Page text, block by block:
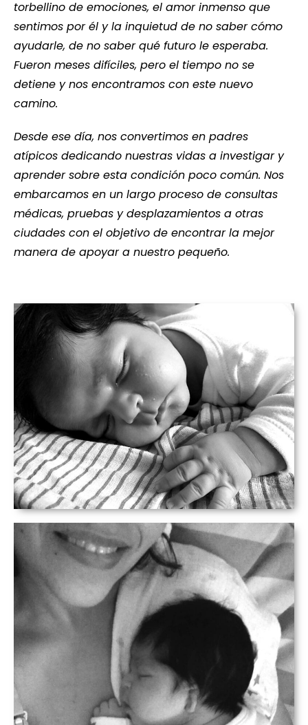
torbellino de emociones, el amor inmenso que
sentimos por él y la inquietud de no saber cómo
ayudarle, de no saber qué futuro le esperaba.
Fueron meses difíciles, pero el tiempo no se
detiene y nos encontramos con este nuevo
camino.
Desde ese día, nos convertimos en padres
atípicos dedicando nuestras vidas a investigar y
aprender sobre esta condición poco común. Nos
embarcamos en un largo proceso de consultas
médicas, pruebas y desplazamientos a otras
ciudades con el objetivo de encontrar la mejor
manera de apoyar a nuestro pequeño.